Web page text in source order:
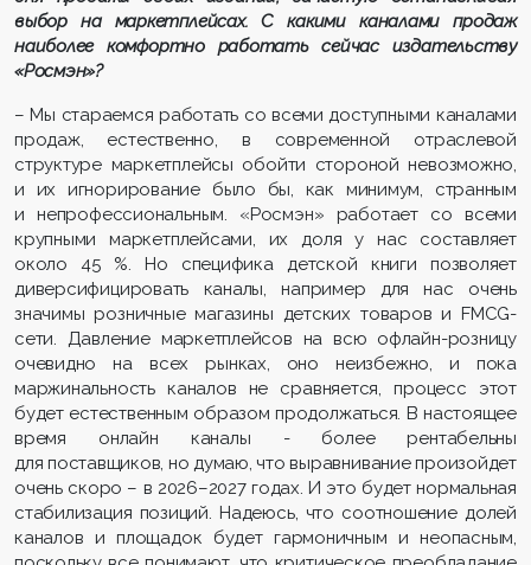
выбор на маркетплейсах. С какими каналами продаж
наиболее комфортно работать сейчас издательству
«Росмэн»?
– Мы стараемся работать со всеми доступными каналами
продаж, естественно, в современной отраслевой
структуре маркетплейсы обойти стороной невозможно,
и их игнорирование было бы, как минимум, странным
и непрофессиональным. «Росмэн» работает со всеми
крупными маркетплейсами, их доля у нас составляет
около 45 %. Но специфика детской книги позволяет
диверсифицировать каналы, например для нас очень
значимы розничные магазины детских товаров и FMCG-
сети. Давление маркетплейсов на всю офлайн-розницу
очевидно на всех рынках, оно неизбежно, и пока
маржинальность каналов не сравняется, процесс этот
будет естественным образом продолжаться. В настоящее
время онлайн каналы - более рентабельны
для поставщиков, но думаю, что выравнивание произойдет
очень скоро – в 2026–2027 годах. И это будет нормальная
стабилизация позиций. Надеюсь, что соотношение долей
каналов и площадок будет гармоничным и неопасным,